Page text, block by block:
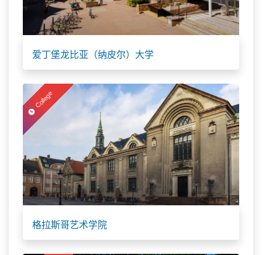
爱丁堡龙比亚（纳皮尔）大学
College
格拉斯哥艺术学院